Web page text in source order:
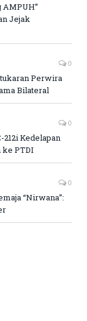
AMPUH”
Jejak
0
Perwira
Bilateral
0
Kedelapan
ke PTDI
0
“Nirwana”: